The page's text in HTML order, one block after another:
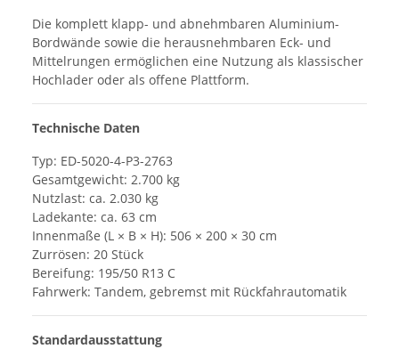
Die komplett klapp- und abnehmbaren Aluminium-
Bordwände sowie die herausnehmbaren Eck- und
Mittelrungen ermöglichen eine Nutzung als klassischer
Hochlader oder als offene Plattform.
Technische Daten
Typ: ED-5020-4-P3-2763
Gesamtgewicht: 2.700 kg
Nutzlast: ca. 2.030 kg
Ladekante: ca. 63 cm
Innenmaße (L × B × H): 506 × 200 × 30 cm
Zurrösen: 20 Stück
Bereifung: 195/50 R13 C
Fahrwerk: Tandem, gebremst mit Rückfahrautomatik
Standardausstattung